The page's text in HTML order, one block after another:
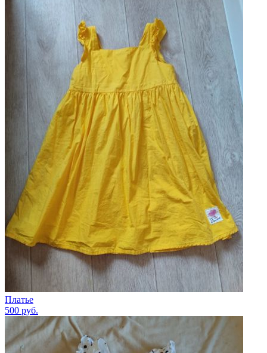
Платье
500 руб.